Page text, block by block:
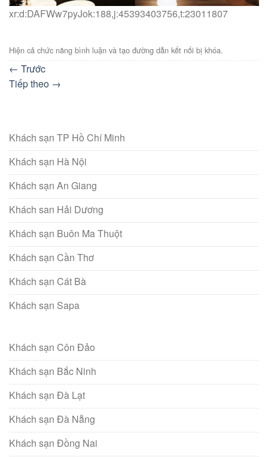
xr:d:DAFWw7pyJok:188,j:45393403756,t:23011807
Hiện cả chức năng bình luận và tạo đường dẫn kết nối bị khóa.
← Trước
Tiếp theo →
Khách sạn TP Hồ Chí Minh
Khách sạn Hà Nội
Khách sạn An Giang
Khách san Hải Dương
Khách sạn Buôn Ma Thuột
Khách sạn Cần Thơ
Khách sạn Cát Bà
Khách sạn Sapa
Khách sạn Côn Đảo
Khách sạn Bắc Ninh
Khách sạn Đà Lạt
Khách sạn Đà Nẵng
Khách sạn Đồng Nai